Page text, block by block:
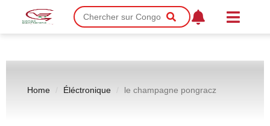
Home Éléctronique le champagne pongracz